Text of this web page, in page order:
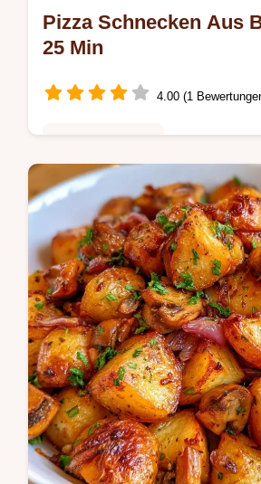
Pizza Schnecken Aus
25 Min
4.00 (1
Die Sektion Details zur
der Umsetzung. Pizza
Blätterteig sind ideal für alle,
würzigen Snack suchen.